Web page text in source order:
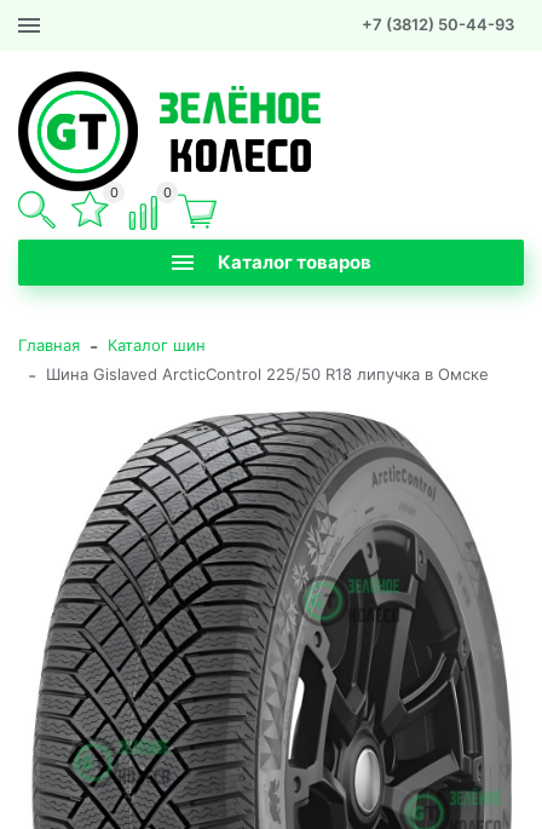
+7 (3812) 50-44-93
Каталог товаров
0 0
Главная - Каталог шин
- Шина Gislaved ArcticControl 225/50 R18 липучка в Омске